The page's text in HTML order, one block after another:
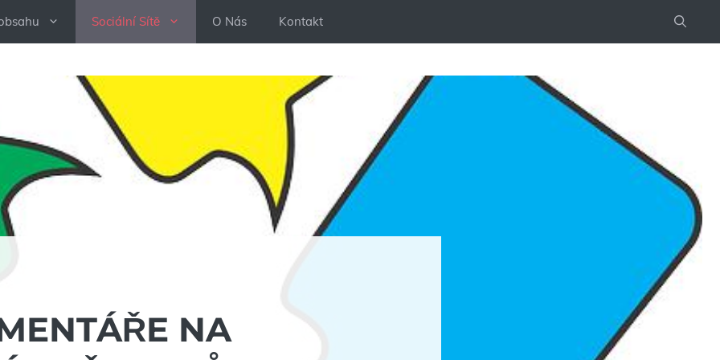
Sociální Sítě O Nás Kontakt
NA